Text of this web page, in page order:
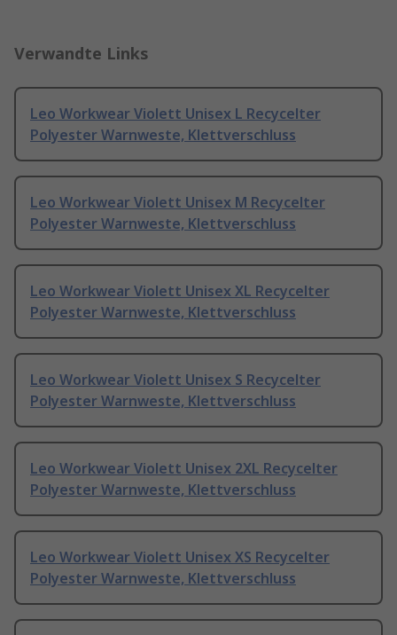
Verwandte Links
Leo Workwear Violett Unisex L Recycelter
Polyester Warnweste, Klettverschluss
Leo Workwear Violett Unisex M Recycelter
Polyester Warnweste, Klettverschluss
Leo Workwear Violett Unisex XL Recycelter
Polyester Warnweste, Klettverschluss
Leo Workwear Violett Unisex S Recycelter
Polyester Warnweste, Klettverschluss
Leo Workwear Violett Unisex 2XL Recycelter
Polyester Warnweste, Klettverschluss
Leo Workwear Violett Unisex XS Recycelter
Polyester Warnweste, Klettverschluss